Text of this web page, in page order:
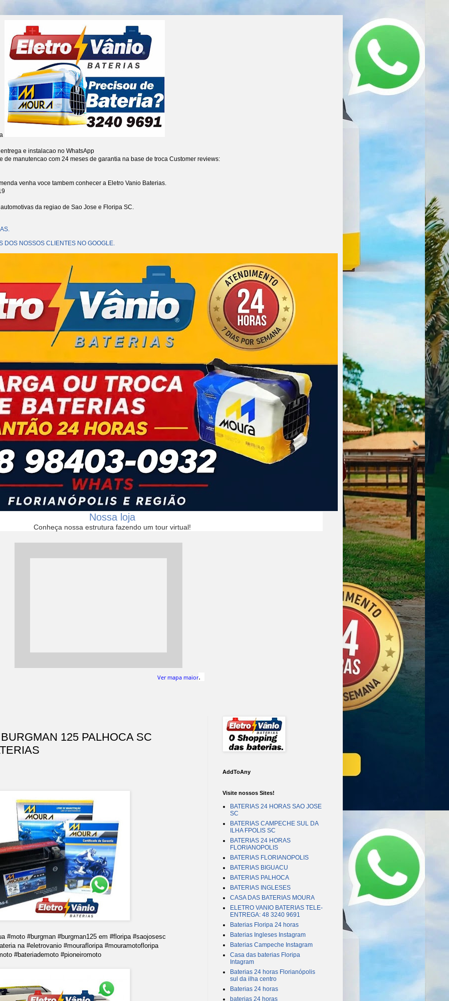
e instalacao no WhatsApp
de manutencao com 24 meses de garantia na base de troca Customer reviews:
venha voce tambem conhecer a Eletro Vanio Baterias.
da regiao de Sao Jose e Floripa SC.
DOS NOSSOS CLIENTES NO GOOGLE.
Nossa loja
Conheça nossa estrutura fazendo um tour virtual!
Ver mapa maior.
125 PALHOCA SC
#moto #burgman #burgman125 em #floripa #saojosesc
na #eletrovanio #mourafloripa #mouramotofloripa
#bateriademoto #pioneiromoto
AddToAny
Visite nossos Sites!
BATERIAS 24 HORAS SAO JOSE
SC
BATERIAS CAMPECHE SUL DA
ILHA FPOLIS SC
BATERIAS 24 HORAS
FLORIANOPOLIS
BATERIAS FLORIANOPOLIS
BATERIAS BIGUACU
BATERIAS PALHOCA
BATERIAS INGLESES
CASA DAS BATERIAS MOURA
ELETRO VANIO BATERIAS TELE-
ENTREGA: 48 3240 9691
Baterias Floripa 24 horas
Baterias Ingleses Instagram
Baterias Campeche Instagram
Casa das baterias Floripa
Intagram
Baterias 24 horas Florianópolis
sul da ilha centro
Baterias 24 horas
baterias 24 horas